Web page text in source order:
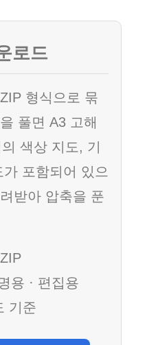
로드
형식으로 묶
풀면 A3 고해
색상 지도, 기
포함되어 있으
받아 압축을 푼
용 · 편집용
기준